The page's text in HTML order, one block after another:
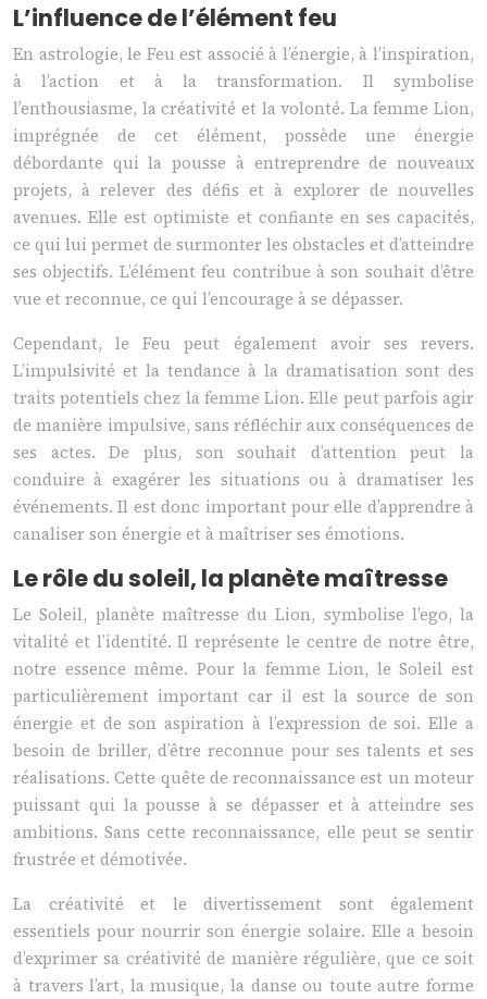
L’influence de l’élément feu
En astrologie, le Feu est associé à l’énergie, à l’inspiration,
à l’action et à la transformation. Il symbolise
l’enthousiasme, la créativité et la volonté. La femme Lion,
imprégnée de cet élément, possède une énergie
débordante qui la pousse à entreprendre de nouveaux
projets, à relever des défis et à explorer de nouvelles
avenues. Elle est optimiste et confiante en ses capacités,
ce qui lui permet de surmonter les obstacles et d’atteindre
ses objectifs. L’élément feu contribue à son souhait d’être
vue et reconnue, ce qui l’encourage à se dépasser.
Cependant, le Feu peut également avoir ses revers.
L’impulsivité et la tendance à la dramatisation sont des
traits potentiels chez la femme Lion. Elle peut parfois agir
de manière impulsive, sans réfléchir aux conséquences de
ses actes. De plus, son souhait d’attention peut la
conduire à exagérer les situations ou à dramatiser les
événements. Il est donc important pour elle d’apprendre à
canaliser son énergie et à maîtriser ses émotions.
Le rôle du soleil, la planète maîtresse
Le Soleil, planète maîtresse du Lion, symbolise l’ego, la
vitalité et l’identité. Il représente le centre de notre être,
notre essence même. Pour la femme Lion, le Soleil est
particulièrement important car il est la source de son
énergie et de son aspiration à l’expression de soi. Elle a
besoin de briller, d’être reconnue pour ses talents et ses
réalisations. Cette quête de reconnaissance est un moteur
puissant qui la pousse à se dépasser et à atteindre ses
ambitions. Sans cette reconnaissance, elle peut se sentir
frustrée et démotivée.
La créativité et le divertissement sont également
essentiels pour nourrir son énergie solaire. Elle a besoin
d’exprimer sa créativité de manière régulière, que ce soit
à travers l’art, la musique, la danse ou toute autre forme